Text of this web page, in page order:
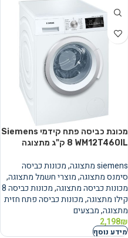
מכונת כביסה פתח קידמי Siemens
WM12T460IL ‏8 ‏ק"ג מתצוגה
siemens מתצוגה ,מכונות כביסה
סימנס מתצוגה,מוצרי חשמל מתצוגה,
מכונות כביסה מתצוגה,
מכונות כביסה 8
קילו מתצוגה,מכונות כביסה פתח חזית
מתצוגה,מבצעים
2,198₪
מידע נוסף